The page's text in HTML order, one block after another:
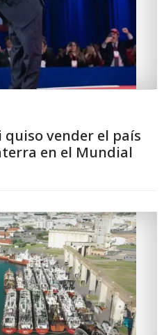
quiso vender el país
en el Mundial